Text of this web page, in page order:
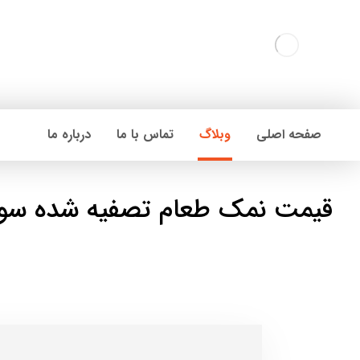
صفحه اصلی وبلاگ تماس با ما درباره ما
قیمت نمک طعام تصفیه شده